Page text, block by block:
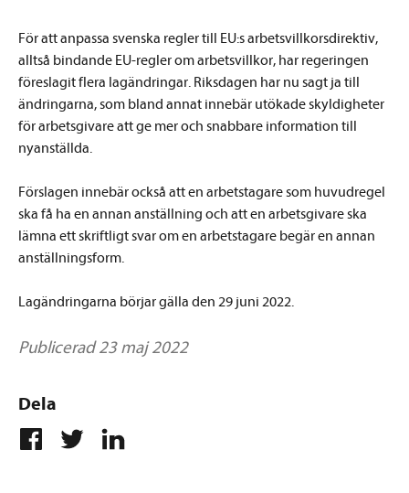
För att anpassa svenska regler till EU:s arbetsvillkorsdirektiv,
alltså bindande EU-regler om arbetsvillkor, har regeringen
föreslagit flera lagändringar. Riksdagen har nu sagt ja till
ändringarna, som bland annat innebär utökade skyldigheter
för arbetsgivare att ge mer och snabbare information till
nyanställda.
Förslagen innebär också att en arbetstagare som huvudregel
ska få ha en annan anställning och att en arbetsgivare ska
lämna ett skriftligt svar om en arbetstagare begär en annan
anställningsform.
Lagändringarna börjar gälla den 29 juni 2022.
Publicerad 23 maj 2022
Dela